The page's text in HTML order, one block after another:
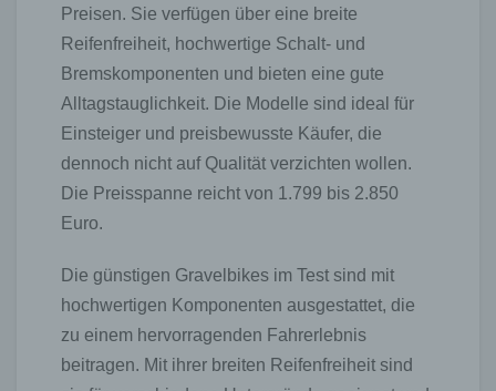
Preisen. Sie verfügen über eine breite
Reifenfreiheit, hochwertige Schalt- und
Bremskomponenten und bieten eine gute
Alltagstauglichkeit. Die Modelle sind ideal für
Einsteiger und preisbewusste Käufer, die
dennoch nicht auf Qualität verzichten wollen.
Die Preisspanne reicht von 1.799 bis 2.850
Euro.
Die günstigen Gravelbikes im Test sind mit
hochwertigen Komponenten ausgestattet, die
zu einem hervorragenden Fahrerlebnis
beitragen. Mit ihrer breiten Reifenfreiheit sind